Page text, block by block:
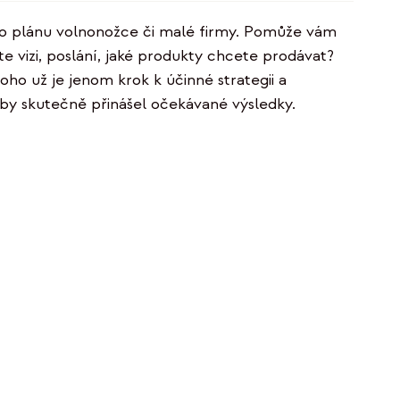
plánu volnonožce či malé firmy. Pomůže vám
vizi, poslání, jaké produkty chcete prodávat?
už je jenom krok k účinné strategii a
skutečně přinášel očekávané výsledky.